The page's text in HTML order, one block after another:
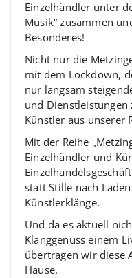
Einzelhändler unter
Musik“ zusammen
Besonderes!
Nicht nur die
mit dem Lockdown,
nur langsam
und
Künstler aus unserer
Mit der Reihe
Einzelhändler und
statt Stille nach
Künstlerklänge.
Und da es aktuell
Klanggenuss einem
übertragen wir diese
Hause.